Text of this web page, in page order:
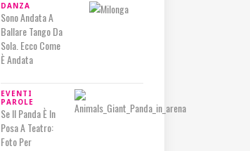
DANZA
Sono Andata A
Ballare Tango Da
Sola. Ecco Come
È Andata
EVENTI
PAROLE
Se Il Panda È In
Posa A Teatro:
Foto Per